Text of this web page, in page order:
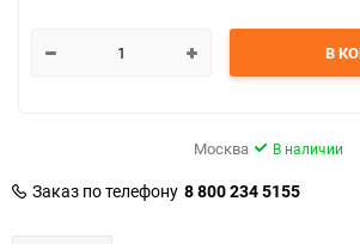
В
Москва В наличии
Заказ по телефону 8 800 234 5155